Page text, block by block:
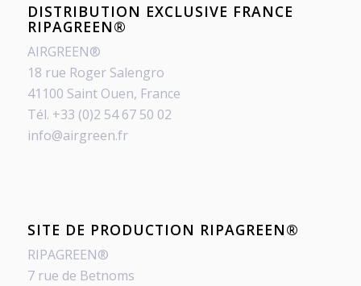
DISTRIBUTION EXCLUSIVE FRANCE
RIPAGREEN®
AIRGREEN®
18 rue Roger Salengro
41100 Saint Ouen, France
Tél. +33 (0)2 54 67 50 02
info@airgreen.fr
SITE DE PRODUCTION RIPAGREEN®
RIPAGREEN®
7 rue de Betnoms